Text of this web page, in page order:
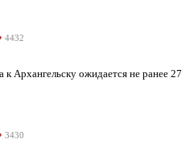
4432
к Архангельску ожидается не ранее 27
3430